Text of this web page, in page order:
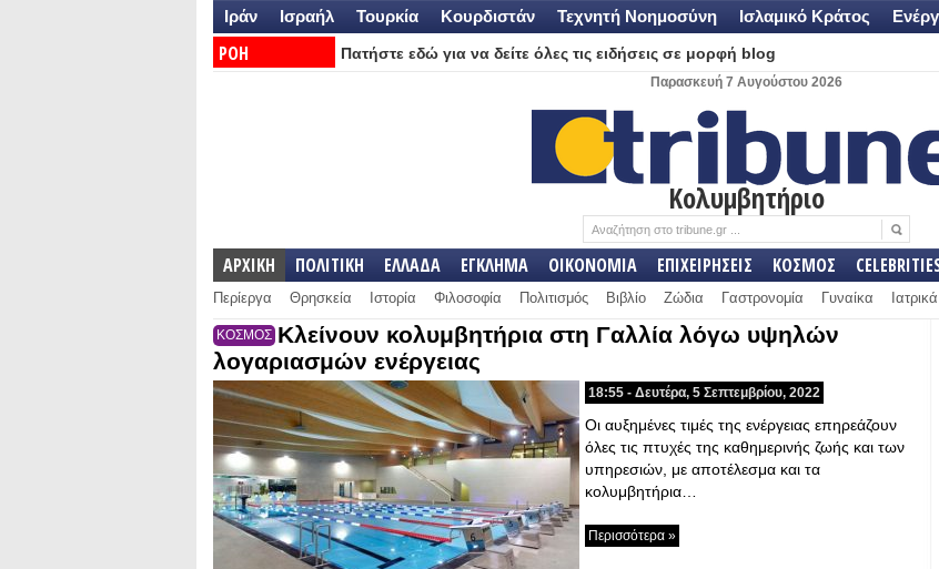
Ιράν Ισραήλ Τουρκία Κουρδιστάν Τεχνητή Νοημοσύνη Ισλαμικό Κράτος
ΡΟΗ
Πατήστε εδώ για να δείτε όλες τις ειδήσεις σε μορφή blog
Παρασκευή 7 Αυγούστου 2026
Κολυμβητήριο
ΑΡΧΙΚΗ ΠΟΛΙΤΙΚΗ ΕΛΛΑΔΑ ΕΓΚΛΗΜΑ ΟΙΚΟΝΟΜΙΑ ΕΠΙΧΕΙΡΗΣΕΙΣ ΚΟΣΜΟΣ
Περίεργα Θρησκεία Ιστορία Φιλοσοφία Πολιτισμός Βιβλίο Ζώδια Γαστρονομία Γυναίκα Ιατρικά
ΚΟΣΜΟΣ Κλείνουν κολυμβητήρια στη Γαλλία λόγω υψηλών
λογαριασμών ενέργειας
18:55 - Δευτέρα, 5 Σεπτεμβρίου, 2022
Οι αυξημένες τιμές της ενέργειας επηρεάζουν
όλες τις πτυχές της καθημερινής ζωής και των
υπηρεσιών, με αποτέλεσμα και τα
κολυμβητήρια…
Περισσότερα »